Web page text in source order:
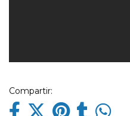
Compartir: